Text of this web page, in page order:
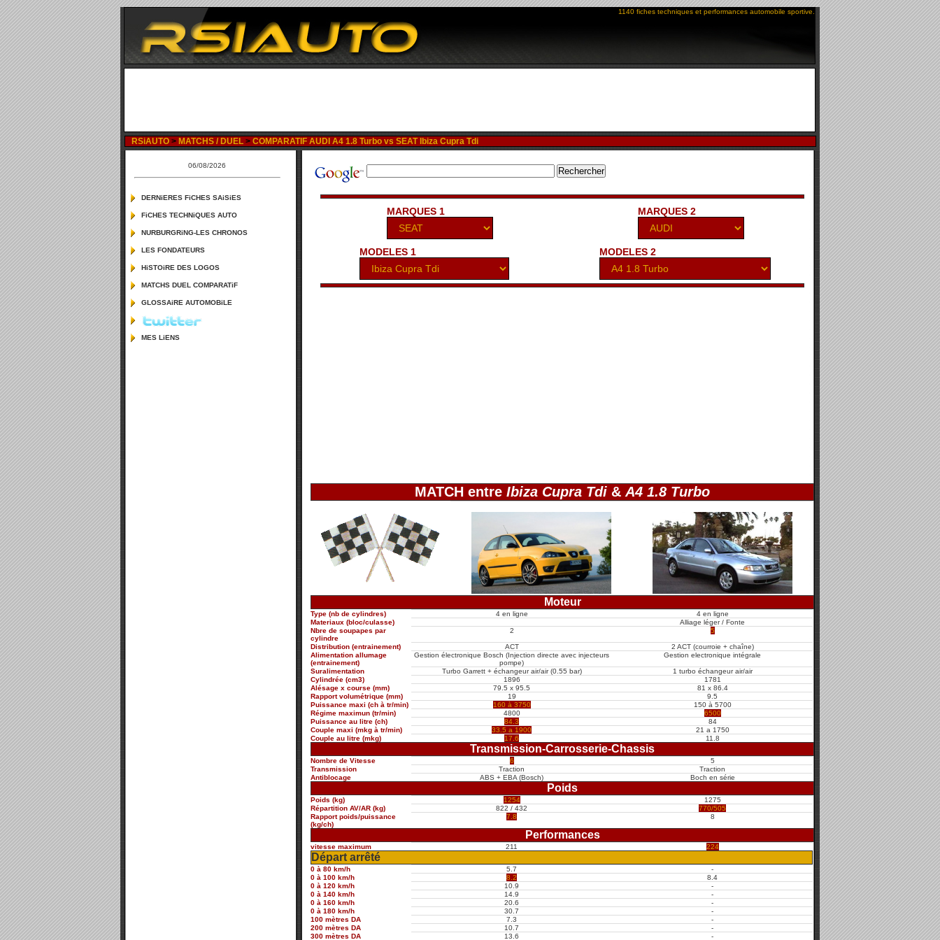
1140 fiches techniques et performances automobile sportive.
RSiAUTO > MATCHS / DUEL > COMPARATIF AUDI A4 1.8 Turbo vs SEAT Ibiza Cupra Tdi
MARQUES 1 MARQUES 2
MODELES 1 MODELES 2
MATCH entre Ibiza Cupra Tdi & A4 1.8 Turbo
Moteur
Type (nb de cylindres) 4 en ligne
4 en ligne
Materiaux (bloc/culasse)
Alliage léger / Fonte
Nbre de soupapes par
cylindre
2 5
Distribution (entrainement) ACT
2 ACT (courroie + chaîne)
Alimentation allumage
(entrainement)
Gestion électronique Bosch (Injection directe avec injecteurs
pompe)
Gestion electronique intégrale
Suralimentation Turbo Garrett + échangeur air/air (0.55 bar)
1 turbo échangeur air/air
Cylindrée (cm3)
1896
1781
Alésage x course (mm)
79.5 x 95.5
81 x 86.4
Rapport volumétrique (mm)
19
9.5
Puissance maxi (ch à tr/min)
160 à 3750
150 à 5700
Régime maximun (tr/min)
4800
6500
Puissance au litre (ch)
84.3
84
Couple maxi (mkg à tr/min)
33.5 a 1900
21 a 1750
Couple au litre (mkg)
17.6 11.8
Transmission-Carrosserie-Chassis
Nombre de Vitesse 6
5
Transmission
Traction
Traction
Antiblocage
ABS + EBA (Bosch) Boch en série
Poids
Poids (kg) 1254
1275
Répartition AV/AR (kg)
822 / 432
770/505
Rapport poids/puissance
(kg/ch)
7.8 8
Performances
vitesse maximum 211 224
Départ arrêté
0 à 80 km/h 5.7
-
0 à 100 km/h
8.2
8.4
0 à 120 km/h
10.9
-
0 à 140 km/h
14.9
-
0 à 160 km/h
20.6
-
0 à 180 km/h
30.7
-
100 mètres DA
7.3
-
200 mètres DA
10.7
-
300 mètres DA
13.6 -
06/08/2026
DERNiERES FiCHES SAiSiES
FiCHES TECHNiQUES AUTO
NURBURGRiNG-LES CHRONOS
LES FONDATEURS
HiSTOiRE DES LOGOS
MATCHS DUEL COMPARATiF
GLOSSAiRE AUTOMOBiLE
MES LiENS